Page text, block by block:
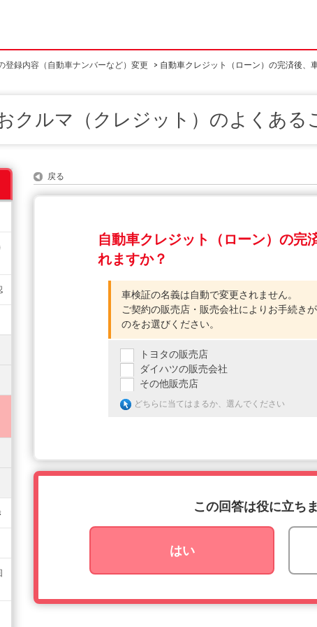
登録内容（自動車ナンバーなど）変更 > 自動車クレジット（ローン）の完済後、
クルマ（クレジット）のよくある
戻る
自動車クレジット（ローン）の完
れますか？
車検証の名義は自動で変更されません。
ご契約の販売店・販売会社によりお手続き
のをお選びください。
トヨタの販売店
ダイハツの販売会社
その他販売店
どちらに当てはまるか、選んでください
この回答は役に立ち
はい